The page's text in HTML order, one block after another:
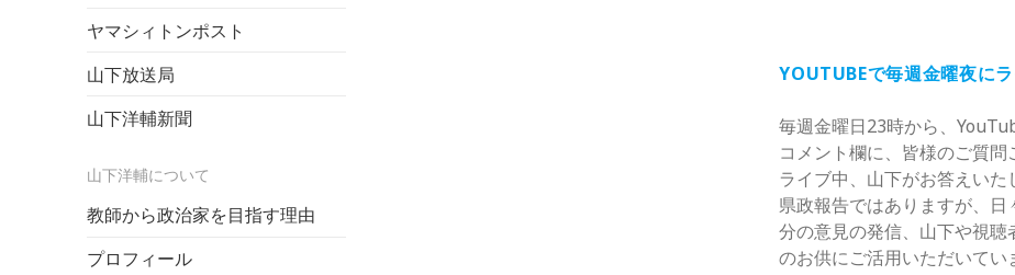
ヤマシィトンポスト
山下放送局
山下洋輔新聞
山下洋輔について
教師から政治家を目指す理由
プロフィール
YOUTUBEで毎週金曜夜にラ
毎週金曜日23時から、
コメント欄に、皆様のご質問
ライブ中、山下がお答えいた
県政報告ではありますが、
分の意見の発信、山下や視
のお供にご活用いただいてい